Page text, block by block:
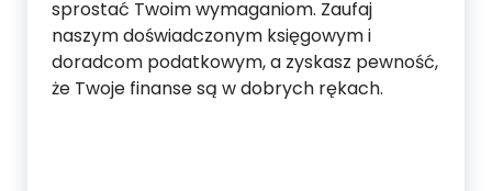
sprostać Twoim wymaganiom. Zaufaj
naszym doświadczonym księgowym i
doradcom podatkowym, a zyskasz pewność,
że Twoje finanse są w dobrych rękach.